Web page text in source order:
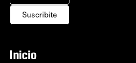
Suscribite
Inicio